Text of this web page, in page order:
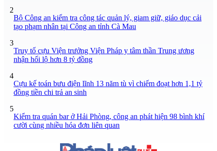
2
Bộ Công an kiểm tra công tác quản lý, giam giữ, giáo dục cải
tạo phạm nhân tại Công an tỉnh Cà Mau
3
Truy tố cựu Viện trưởng Viện Pháp y tâm thần Trung ương
nhận hối lộ hơn 8 tỷ đồng
4
Cựu kế toán bưu điện lĩnh 13 năm tù vì chiếm đoạt hơn 1,1 tỷ
đồng tiền chi trả an sinh
5
Kiểm tra quán bar ở Hải Phòng, công an phát hiện 98 bình khí
cười cùng nhiều hóa đơn liên quan